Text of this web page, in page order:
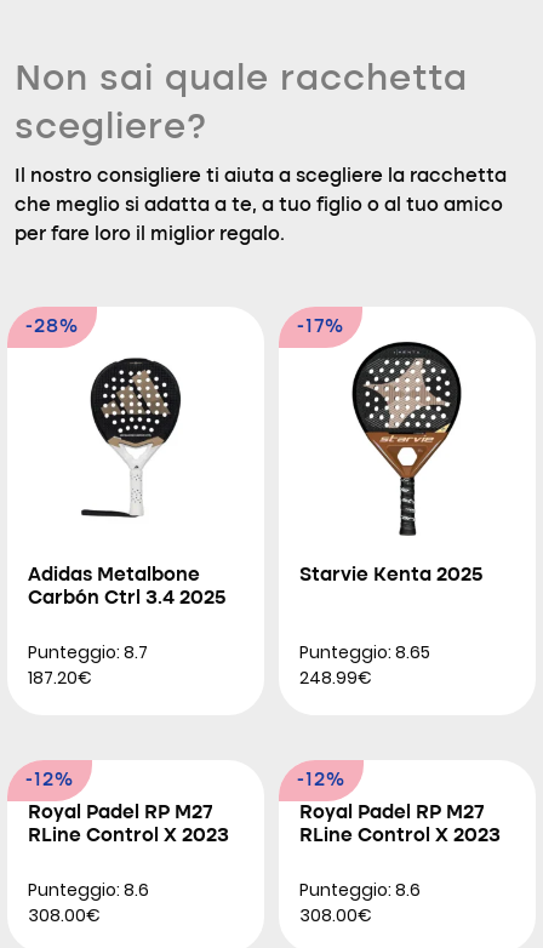
Non sai quale racchetta
scegliere?
Il nostro consigliere ti aiuta a scegliere la racchetta
che meglio si adatta a te, a tuo figlio o al tuo amico
per fare loro il miglior regalo.
-28%
Adidas Metalbone
Carbón Ctrl 3.4 2025
Punteggio: 8.7
187.20€
-17%
Starvie Kenta 2025
Punteggio: 8.65
248.99€
-12%
Royal Padel RP M27
RLine Control X 2023
Punteggio: 8.6
308.00€
-12%
Royal Padel RP M27
RLine Control X 2023
Punteggio: 8.6
308.00€